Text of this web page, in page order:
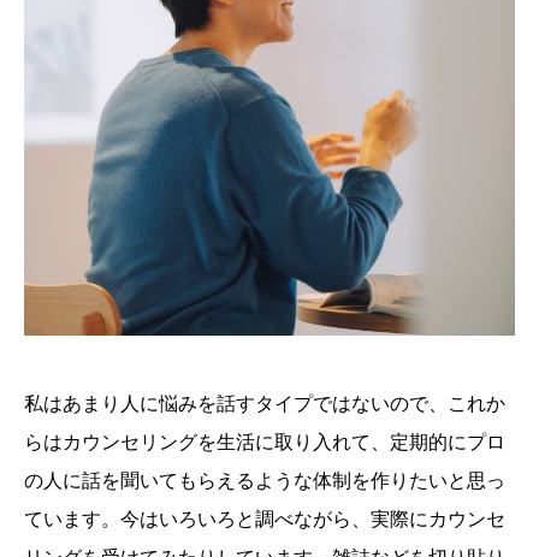
私はあまり人に悩みを話すタイプではないので、これか
らはカウンセリングを生活に取り入れて、定期的にプロ
の人に話を聞いてもらえるような体制を作りたいと思っ
ています。今はいろいろと調べながら、実際にカウンセ